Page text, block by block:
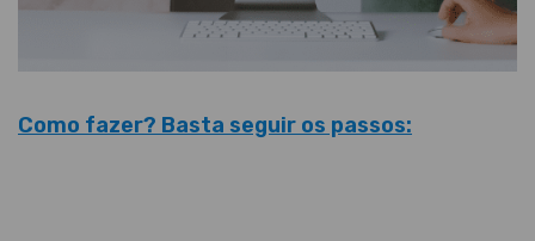
Como fazer? Basta seguir os passos: